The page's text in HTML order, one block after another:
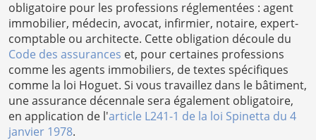
obligatoire pour les professions réglementées : agent
immobilier, médecin, avocat, infirmier, notaire, expert-
comptable ou architecte. Cette obligation découle du
Code des assurances et, pour certaines professions
comme les agents immobiliers, de textes spécifiques
comme la loi Hoguet. Si vous travaillez dans le bâtiment,
une assurance décennale sera également obligatoire,
en application de l'article L241-1 de la loi Spinetta du 4
janvier 1978.